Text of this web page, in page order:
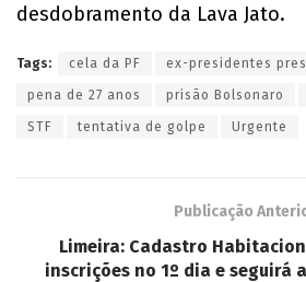
desdobramento da Lava Jato.
Tags: cela da PF ex-presidentes
pena de 27 anos prisão Bolsonaro
STF tentativa de golpe Urgente
Publicação
Limeira: Cadastro
inscrições no 1º dia e seguirá